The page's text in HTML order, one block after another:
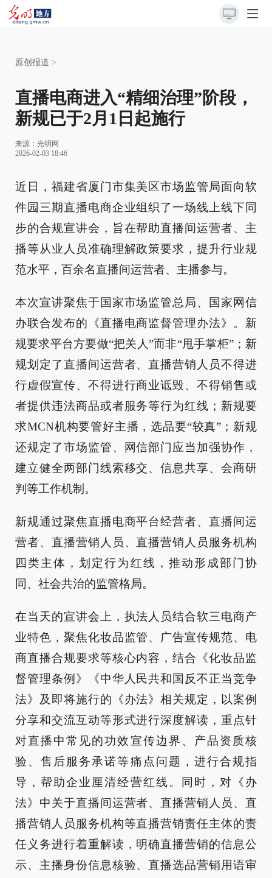
原创报道 >
直播电商进入“精细治理”阶段，
新规已于2月1日起施行
来源： 光明网
2026-02-03 18:46
近日，福建省厦门市集美区市场监管局面向软
件园三期直播电商企业组织了一场线上线下同
步的合规宣讲会，旨在帮助直播间运营者、主
播等从业人员准确理解政策要求，提升行业规
范水平，百余名直播间运营者、主播参与。
本次宣讲聚焦于国家市场监管总局、国家网信
办联合发布的《直播电商监督管理办法》。新
规要求平台方要做“把关人”而非“甩手掌柜”；新
规划定了直播间运营者、直播营销人员不得进
行虚假宣传、不得进行商业诋毁、不得销售或
者提供违法商品或者服务等行为红线；新规要
求MCN机构要管好主播，选品要“较真”；新规
还规定了市场监管、网信部门应当加强协作，
建立健全两部门线索移交、信息共享、会商研
判等工作机制。
新规通过聚焦直播电商平台经营者、直播间运
营者、直播营销人员、直播营销人员服务机构
四类主体，划定行为红线，推动形成部门协
同、社会共治的监管格局。
在当天的宣讲会上，执法人员结合软三电商产
业特色，聚焦化妆品监管、广告宣传规范、电
商直播合规要求等核心内容，结合《化妆品监
督管理条例》《中华人民共和国反不正当竞争
法》及即将施行的《办法》相关规定，以案例
分享和交流互动等形式进行深度解读，重点针
对直播中常见的功效宣传边界、产品资质核
验、售后服务承诺等痛点问题，进行合规指
导，帮助企业厘清经营红线。同时，对《办
法》中关于直播间运营者、直播营销人员、直
播营销人员服务机构等直播营销责任主体的责
任义务进行着重解读，明确直播营销的信息公
示、主播身份信息核验、直播选品营销用语审